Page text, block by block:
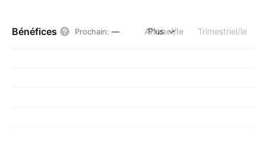
Bénéfices Prochain: — Annuel/le Trimestriel/le
Plus